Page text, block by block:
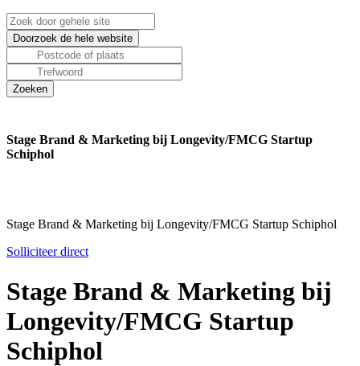
Stage Brand & Marketing bij Longevity/FMCG Startup
Schiphol
Stage Brand & Marketing bij Longevity/FMCG Startup Schiphol
Solliciteer direct
Stage Brand & Marketing bij
Longevity/FMCG Startup
Schiphol